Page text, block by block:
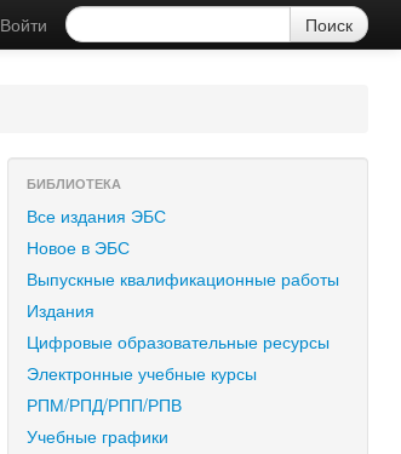
Войти
БИБЛИОТЕКА
Все издания ЭБС
Новое в ЭБС
Выпускные квалификационные работы
Издания
Цифровые образовательные ресурсы
Электронные учебные курсы
РПМ/РПД/РПП/РПВ
Учебные графики